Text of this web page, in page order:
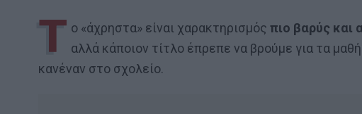
Τ ο «άχρηστα» είναι χαρακτηρισμός πιο βαρύς και
αλλά κάποιον τίτλο έπρεπε να βρούμε για τα
κανέναν στο σχολείο.